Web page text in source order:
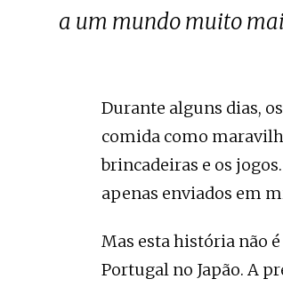
a um mundo muito
Durante alguns dias,
comida como
brincadeiras e os
apenas enviados em
Mas esta história não
Portugal no Japão. A